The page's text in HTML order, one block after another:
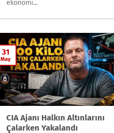
ekonomi...
CIA Ajanı Halkın Altınlarını
Çalarken Yakalandı
31
May